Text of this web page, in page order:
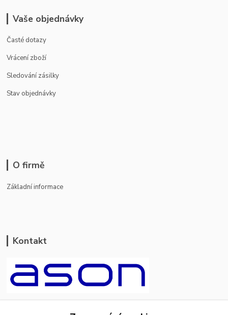
Vaše objednávky
Časté dotazy
Vrácení zboží
Sledování zásilky
Stav objednávky
O firmě
Základní informace
Kontakt